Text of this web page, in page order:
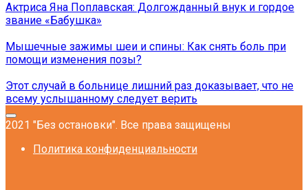
Актриса Яна Поплавская: Долгожданный внук и гордое
звание «Бабушка»
Мышечные зажимы шеи и спины: Как снять боль при
помощи изменения позы?
Этот случай в больнице лишний раз доказывает, что не
всему услышанному следует верить
2021 "Без остановки". Все права защищены
Политика конфиденциальности